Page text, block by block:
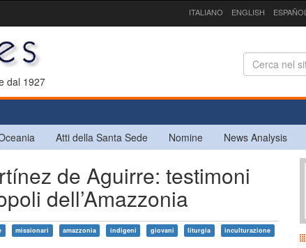
ITALIANO ENGLISH ESPAÑOL
dal 1927
Atti della Santa Sede Nomine News Analysis
de Aguirre: testimoni
dell’Amazzonia
missionari amazzonia indigeni giovani liturgia inculturazione